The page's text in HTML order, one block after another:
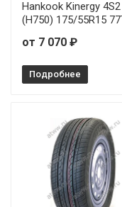
Landsail 4
Landsail 4
Landsail 4
Landsail 4
Landsail 4
Landsail 4
Hankook Kinergy 4S2
(H750) 175/55R15
от 7 070 ₽
Подробнее